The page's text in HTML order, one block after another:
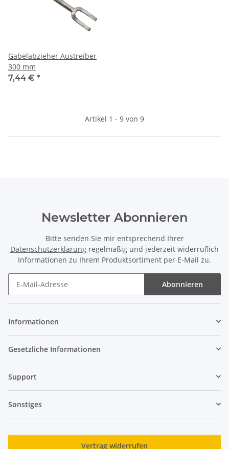
Gabelabzieher Austreiber
300 mm
7,44 € *
Artikel 1 - 9 von 9
Newsletter Abonnieren
Bitte senden Sie mir entsprechend Ihrer
Datenschutzerklärung regelmäßig und jederzeit widerruflich
Informationen zu Ihrem Produktsortiment per E-Mail zu.
Abonnieren
Informationen
Gesetzliche Informationen
Support
Sonstiges
Vertrag widerrufen